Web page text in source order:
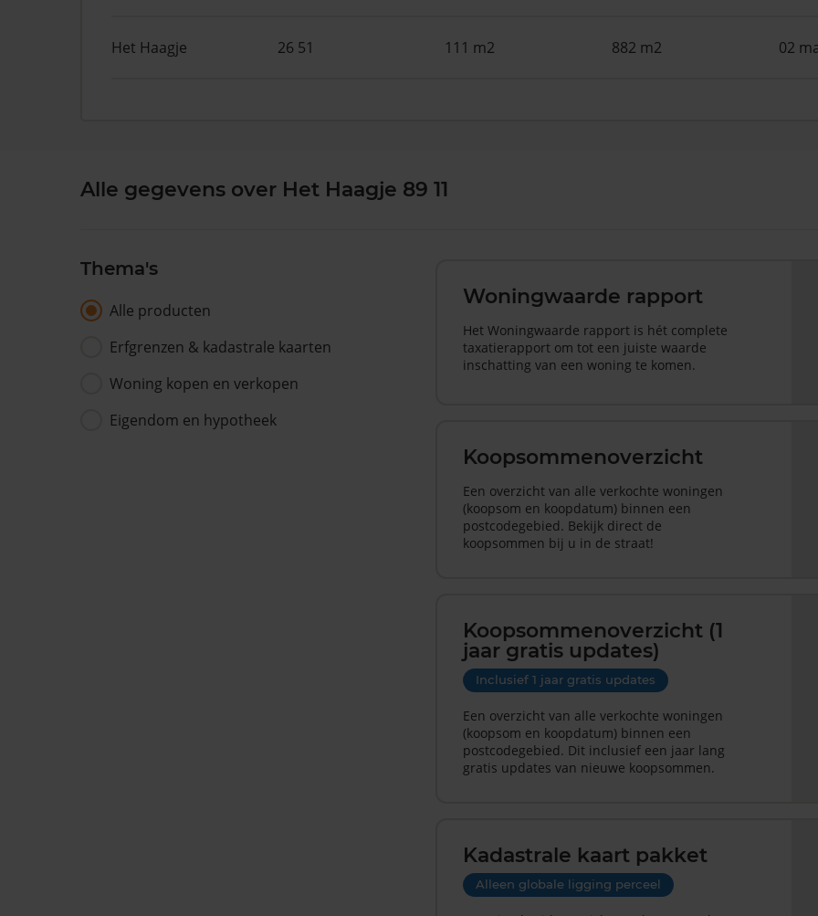
Het Haagje 26 51 111 m2 882 m2 02
Alle gegevens over Het Haagje 89 11
Thema's
Alle producten
Erfgrenzen & kadastrale kaarten
Woning kopen en verkopen
Eigendom en hypotheek
Woningwaarde rapport
Het Woningwaarde rapport is hét complete
taxatierapport om tot een juiste waarde
inschatting van een woning te komen.
Koopsommenoverzicht
Een overzicht van alle verkochte woningen
(koopsom en koopdatum) binnen een
postcodegebied. Bekijk direct de
koopsommen bij u in de straat!
Koopsommenoverzicht (1
jaar gratis updates)
Inclusief 1 jaar gratis updates
Een overzicht van alle verkochte woningen
(koopsom en koopdatum) binnen een
postcodegebied. Dit inclusief een jaar lang
gratis updates van nieuwe koopsommen.
Kadastrale kaart pakket
Alleen globale ligging perceel